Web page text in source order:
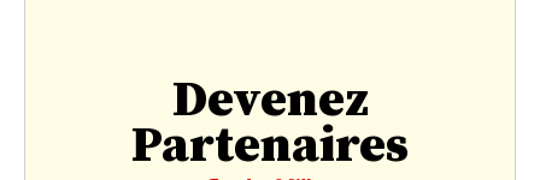
Devenez
Partenaires